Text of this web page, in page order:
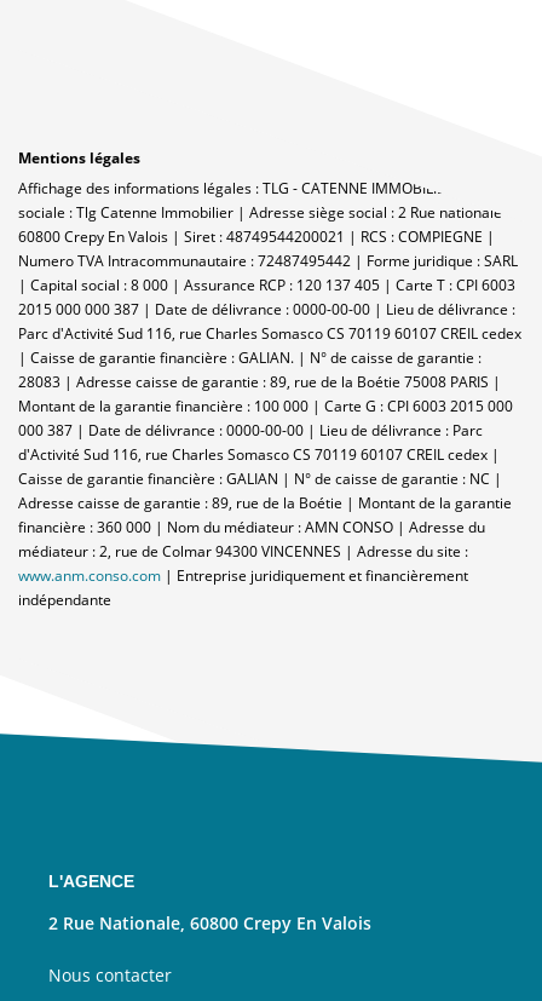
Mentions légales
Affichage des informations légales : TLG - CATENNE IMMOBILIER | Raison
sociale : Tlg Catenne Immobilier | Adresse siège social : 2 Rue nationale -
60800 Crepy En Valois | Siret : 48749544200021 | RCS : COMPIEGNE |
Numero TVA Intracommunautaire : 72487495442 | Forme juridique : SARL
| Capital social : 8 000 | Assurance RCP : 120 137 405 | Carte T : CPI 6003
2015 000 000 387 | Date de délivrance : 0000-00-00 | Lieu de délivrance :
Parc d'Activité Sud 116, rue Charles Somasco CS 70119 60107 CREIL cedex
| Caisse de garantie financière : GALIAN. | N° de caisse de garantie :
28083 | Adresse caisse de garantie : 89, rue de la Boétie 75008 PARIS |
Montant de la garantie financière : 100 000 | Carte G : CPI 6003 2015 000
000 387 | Date de délivrance : 0000-00-00 | Lieu de délivrance : Parc
d'Activité Sud 116, rue Charles Somasco CS 70119 60107 CREIL cedex |
Caisse de garantie financière : GALIAN | N° de caisse de garantie : NC |
Adresse caisse de garantie : 89, rue de la Boétie | Montant de la garantie
financière : 360 000 | Nom du médiateur : AMN CONSO | Adresse du
médiateur : 2, rue de Colmar 94300 VINCENNES | Adresse du site :
www.anm.conso.com | Entreprise juridiquement et financièrement
indépendante
L'AGENCE
2 Rue Nationale, 60800 Crepy En Valois
Nous contacter